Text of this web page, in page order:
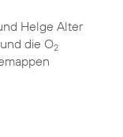
Helge Alter
die O2